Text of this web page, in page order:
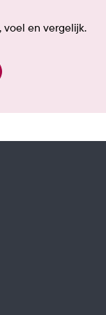
voel en vergelijk.